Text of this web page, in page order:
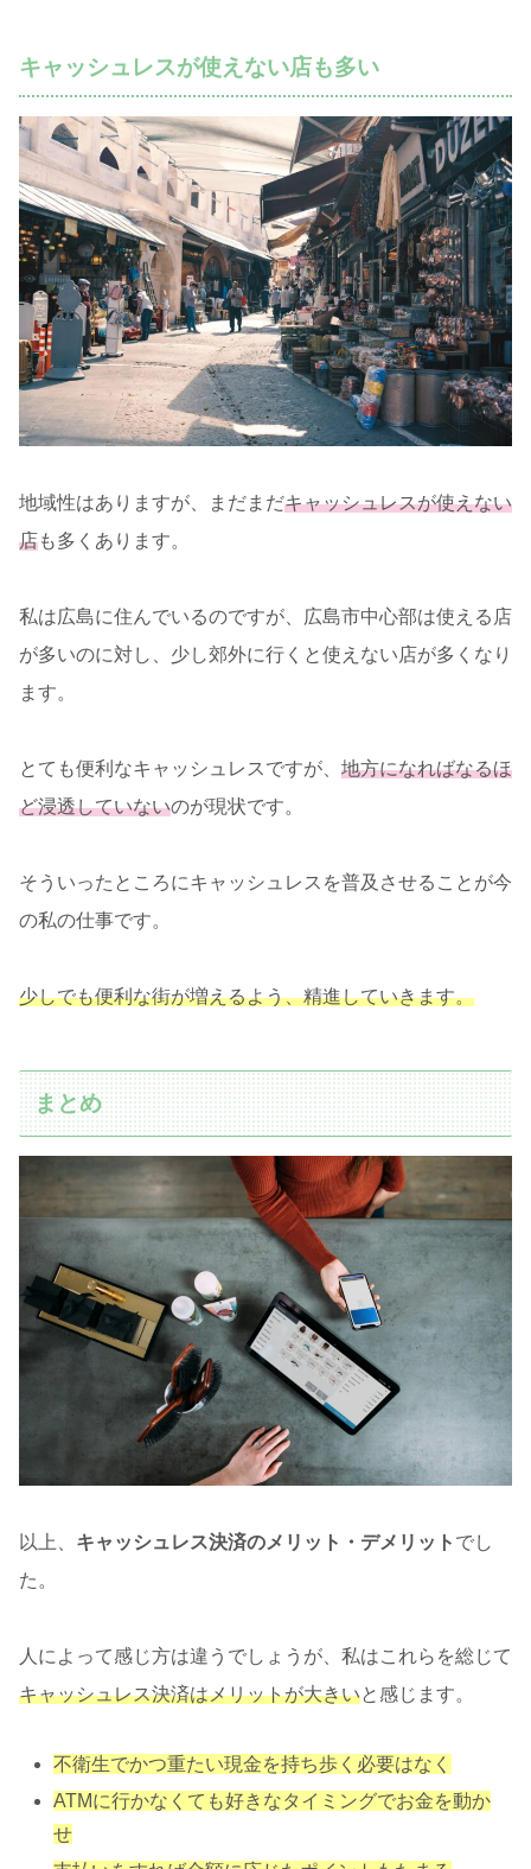
キャッシュレスが使えない店も多い
地域性はありますが、まだまだキャッシュレスが使えない
店も多くあります。
私は広島に住んでいるのですが、広島市中心部は使える店
が多いのに対し、少し郊外に行くと使えない店が多くなり
ます。
とても便利なキャッシュレスですが、 地方になればなるほ
ど浸透していないのが現状です。
そういったところにキャッシュレスを普及させることが今
の私の仕事です。
少しでも便利な街が増えるよう、精進していきます。
まとめ
以上、 キャッシュレス決済のメリット・デメリット でし
た。
人によって感じ方は違うでしょうが、私はこれらを総じて
キャッシュレス決済はメリットが大きいと感じます。
不衛生でかつ重たい現金を持ち歩く必要はなく
ATMに行かなくても好きなタイミングでお金を動か
せ